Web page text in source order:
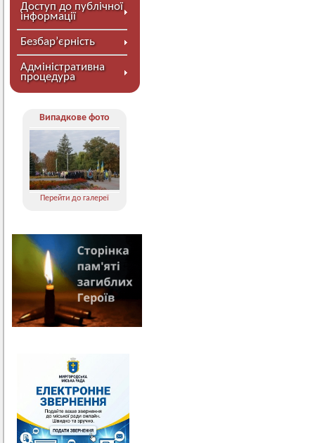
Доступ до публічної
інформації
Безбар’єрність
Адміністративна
процедура
Випадкове фото
Перейти до галереї